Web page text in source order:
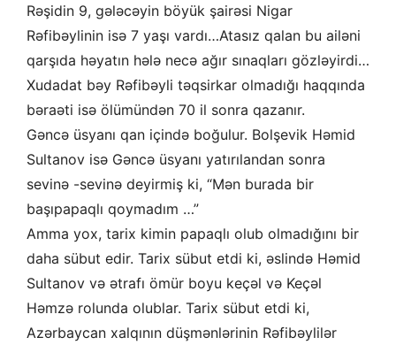
Rəşidin 9, gələcəyin böyük şairəsi Nigar
Rəfibəylinin isə 7 yaşı vardı…Atasız qalan bu ailəni
qarşıda həyatın hələ necə ağır sınaqları gözləyirdi…
Xudadat bəy Rəfibəyli təqsirkar olmadığı haqqında
bəraəti isə ölümündən 70 il sonra qazanır.
Gəncə üsyanı qan içində boğulur. Bolşevik Həmid
Sultanov isə Gəncə üsyanı yatırılandan sonra
sevinə -sevinə deyirmiş ki, “Mən burada bir
başıpapaqlı qoymadım …”
Amma yox, tarix kimin papaqlı olub olmadığını bir
daha sübut edir. Tarix sübut etdi ki, əslində Həmid
Sultanov və ətrafı ömür boyu keçəl və Keçəl
Həmzə rolunda olublar. Tarix sübut etdi ki,
Azərbaycan xalqının düşmənlərinin Rəfibəylilər